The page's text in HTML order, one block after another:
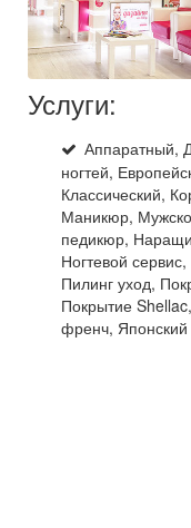
Услуги:
Аппаратный,
ногтей,
Классический,
Маникюр,
педикюр,
Ногтевой
Пилинг уход,
Покрытие
френч, Японский